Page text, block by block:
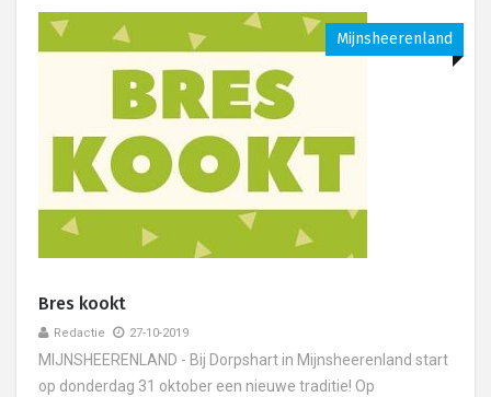
Mijnsheerenland
Bres kookt
Redactie 27-10-2019
MIJNSHEERENLAND - Bij Dorpshart in Mijnsheerenland start
op donderdag 31 oktober een nieuwe traditie! Op